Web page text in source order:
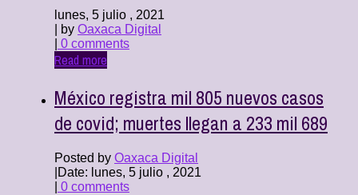
lunes, 5 julio , 2021
| by Oaxaca Digital
0 comments
Read more
México registra mil 805 nuevos casos
de covid; muertes llegan a 233 mil 689
Posted by Oaxaca Digital
Date: lunes, 5 julio , 2021
0 comments